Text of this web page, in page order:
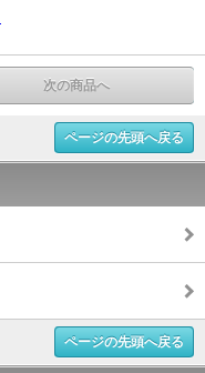
次の商品へ
ページの先頭へ戻る
ページの先頭へ戻る